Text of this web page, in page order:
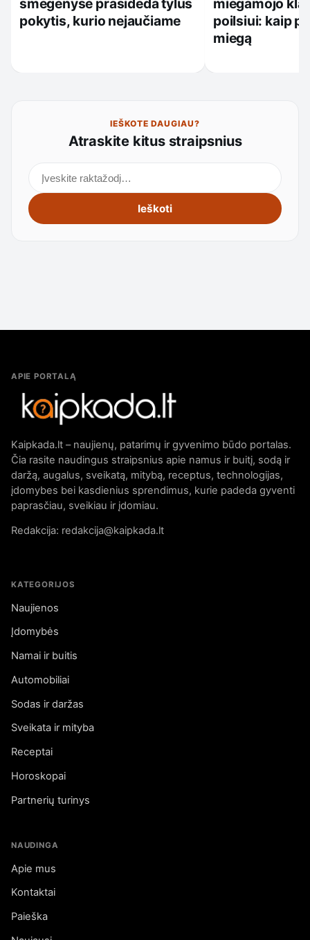
pokytis, kurio nejaučiame
poilsiui: kaip
miegą
IEŠKOTE DAUGIAU?
Atraskite kitus straipsnius
Ieškoti
APIE PORTALĄ
Kaipkada.lt – naujienų, patarimų ir gyvenimo būdo portalas.
Čia rasite naudingus straipsnius apie namus ir buitį, sodą ir
daržą, augalus, sveikatą, mitybą, receptus, technologijas,
įdomybes bei kasdienius sprendimus, kurie padeda gyventi
paprasčiau, sveikiau ir įdomiau.
Redakcija: redakcija@kaipkada.lt
KATEGORIJOS
Naujienos
Įdomybės
Namai ir buitis
Automobiliai
Sodas ir daržas
Sveikata ir mityba
Receptai
Horoskopai
Partnerių turinys
NAUDINGA
Apie mus
Kontaktai
Paieška